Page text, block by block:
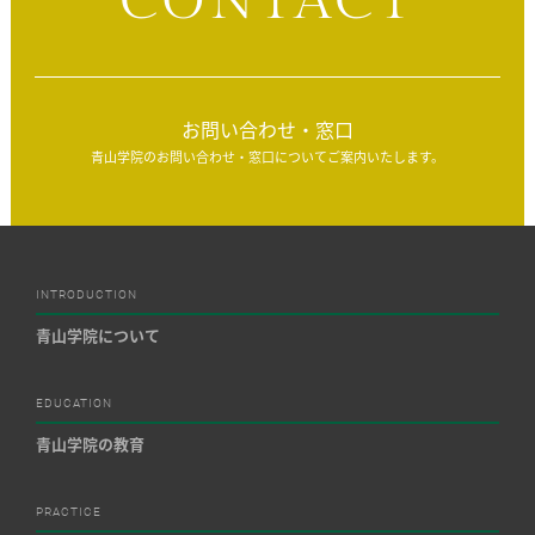
お問い合わせ・窓口
青山学院のお問い合わせ・窓口についてご案内いたします。
INTRODUCTION
青山学院について
EDUCATION
青山学院の教育
PRACTICE